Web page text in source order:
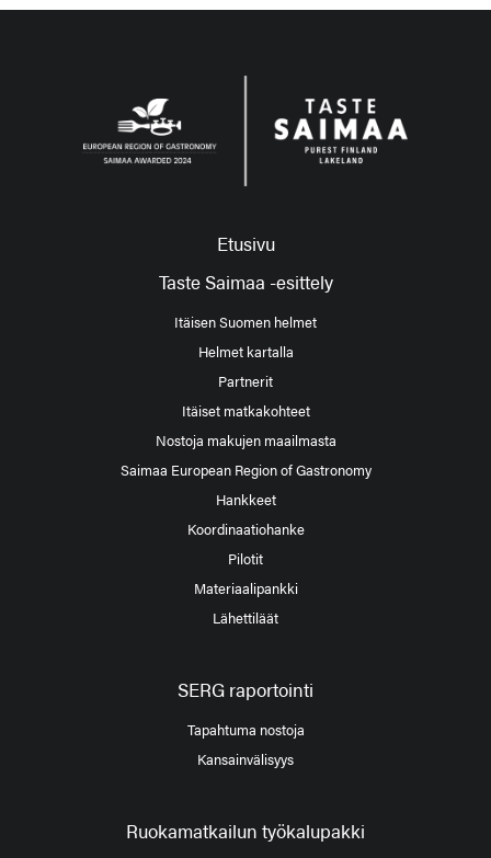
Etusivu
Taste Saimaa -esittely
Itäisen Suomen helmet
Helmet kartalla
Partnerit
Itäiset matkakohteet
Nostoja makujen maailmasta
Saimaa European Region of Gastronomy
Hankkeet
Koordinaatiohanke
Pilotit
Materiaalipankki
Lähettiläät
SERG raportointi
Tapahtuma nostoja
Kansainvälisyys
Ruokamatkailun työkalupakki